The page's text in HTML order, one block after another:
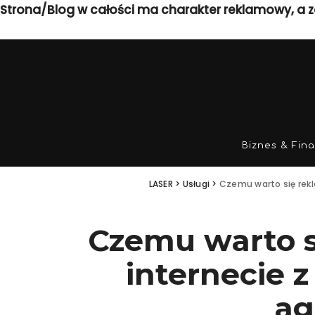
Strona/Blog w całości ma charakter reklamowy, a
Biznes &
LASER > Usługi > Czemu warto się
Czemu warto
internecie